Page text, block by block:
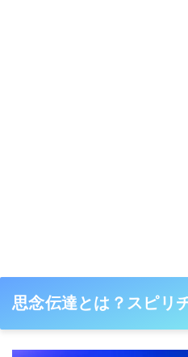
思念伝達とは？スピリ